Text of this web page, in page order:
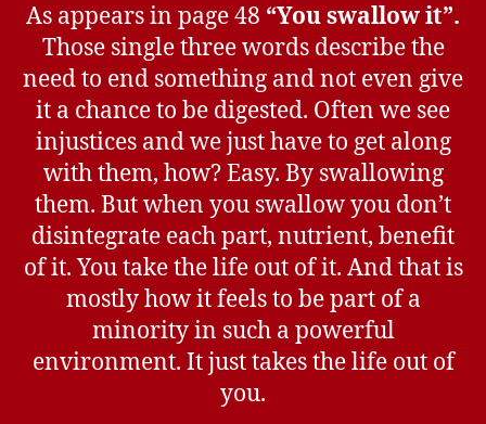
As appears in page 48 “You swallow it”.
Those single three words describe the
need to end something and not even give
it a chance to be digested. Often we see
injustices and we just have to get along
with them, how? Easy. By swallowing
them. But when you swallow you don’t
disintegrate each part, nutrient, benefit
of it. You take the life out of it. And that is
mostly how it feels to be part of a
minority in such a powerful
environment. It just takes the life out of
you.